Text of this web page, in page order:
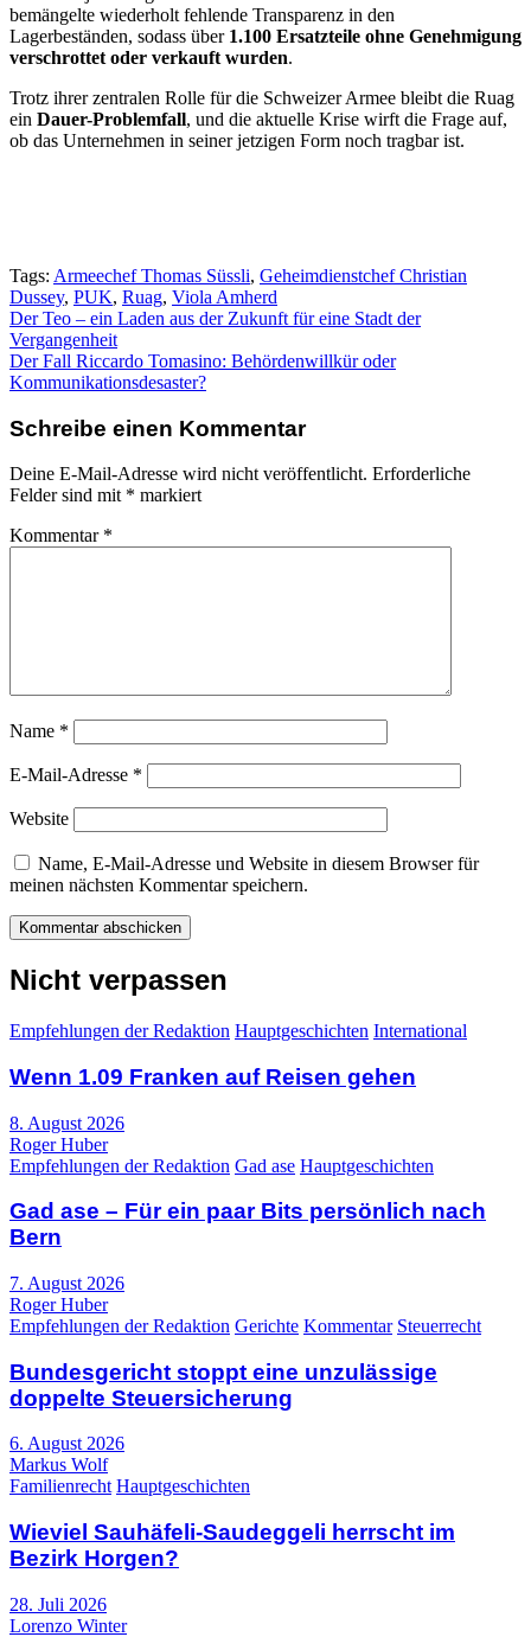
bemängelte wiederholt fehlende Transparenz in den
Lagerbeständen, sodass über 1.100 Ersatzteile ohne Genehmigung
verschrottet oder verkauft wurden.
Trotz ihrer zentralen Rolle für die Schweizer Armee bleibt die Ruag
ein Dauer-Problemfall, und die aktuelle Krise wirft die Frage auf,
ob das Unternehmen in seiner jetzigen Form noch tragbar ist.
Tags: Armeechef Thomas Süssli, Geheimdienstchef Christian
Dussey, PUK, Ruag, Viola Amherd
Beitragsnavigation
Der Teo – ein Laden aus der Zukunft für eine Stadt der
Vergangenheit
Der Fall Riccardo Tomasino: Behördenwillkür oder
Kommunikationsdesaster?
Schreibe einen Kommentar
Deine E-Mail-Adresse wird nicht veröffentlicht. Erforderliche
Felder sind mit * markiert
Kommentar *
Name *
E-Mail-Adresse *
Website
Name, E-Mail-Adresse und Website in diesem Browser für
meinen nächsten Kommentar speichern.
Nicht verpassen
Empfehlungen der Redaktion Hauptgeschichten International
Wenn 1.09 Franken auf Reisen gehen
8. August 2026
Roger Huber
Empfehlungen der Redaktion Gad ase Hauptgeschichten
Gad ase – Für ein paar Bits persönlich nach
Bern
7. August 2026
Roger Huber
Empfehlungen der Redaktion Gerichte Kommentar Steuerrecht
Bundesgericht stoppt eine unzulässige
doppelte Steuersicherung
6. August 2026
Markus Wolf
Familienrecht Hauptgeschichten
Wieviel Sauhäfeli-Saudeggeli herrscht im
Bezirk Horgen?
28. Juli 2026
Lorenzo Winter